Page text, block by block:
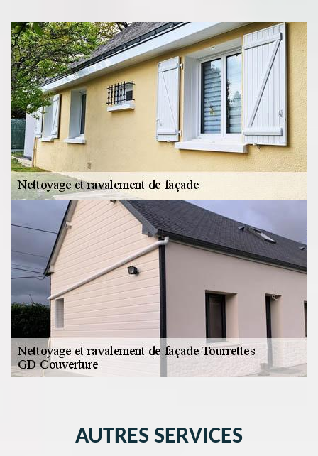
AUTRES SERVICES